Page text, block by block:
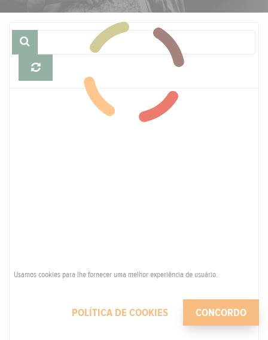
Usamos cookies para lhe fornecer uma melhor experiência de usuário.
POLÍTICA DE COOKIES CONCORDO